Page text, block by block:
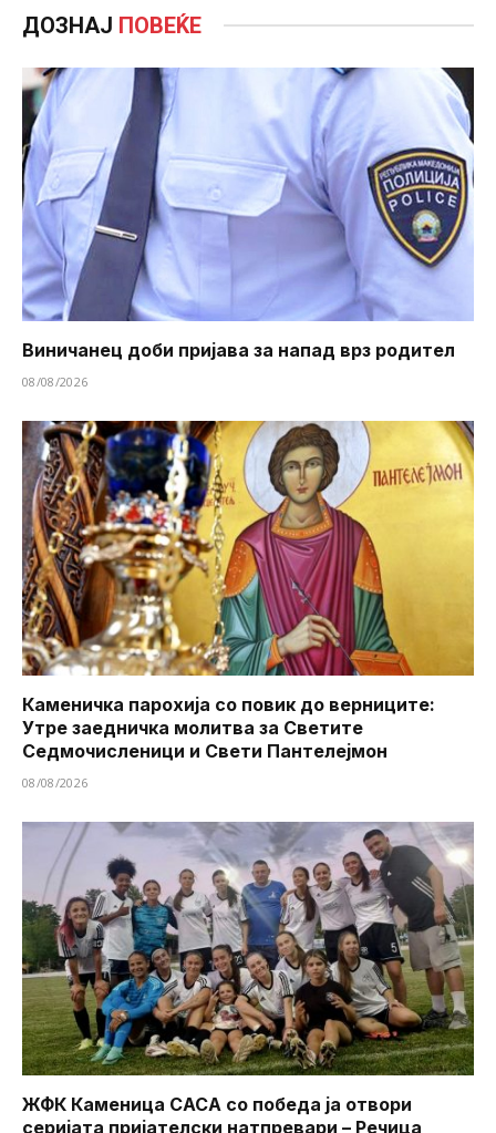
ДОЗНАЈ ПОВЕЌЕ
Виничанец доби пријава за напад врз родител
08/08/2026
Каменичка парохија со повик до верниците:
Утре заедничка молитва за Светите
Седмочисленици и Свети Пантелејмон
08/08/2026
ЖФК Каменица САСА со победа ја отвори
серијата пријателски натпревари – Речица